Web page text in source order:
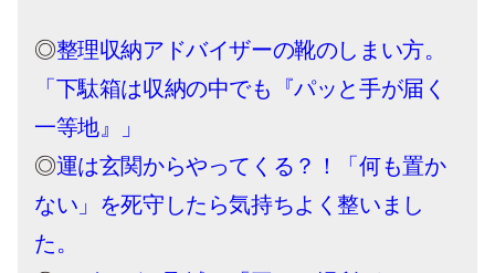
◎整理収納アドバイザーの靴のしまい方。
「下駄箱は収納の中でも『パッと手が届く
一等地』」
◎運は玄関からやってくる？！「何も置か
ない」を死守したら気持ちよく整いまし
た。